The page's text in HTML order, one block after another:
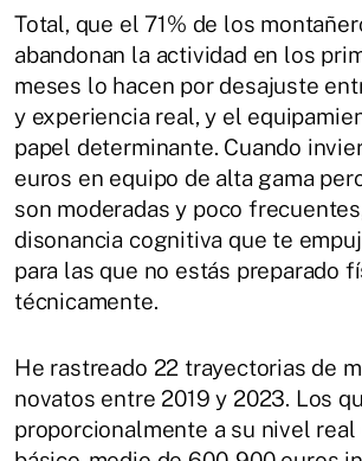
Total, que el 71% de los
abandonan la actividad en los
meses lo hacen por desajuste
y experiencia real, y el
papel determinante. Cuando
euros en equipo de alta gama
son moderadas y poco
disonancia cognitiva que te
para las que no estás preparado
técnicamente.
He rastreado 22 trayectorias de
novatos entre 2019 y 2023. Los
proporcionalmente a su nivel